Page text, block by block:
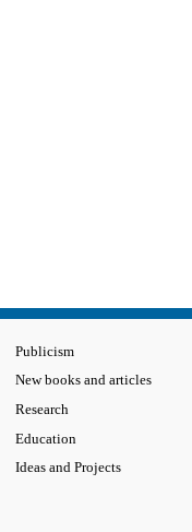
Publicism
New books and articles
Research
Education
Ideas and Projects